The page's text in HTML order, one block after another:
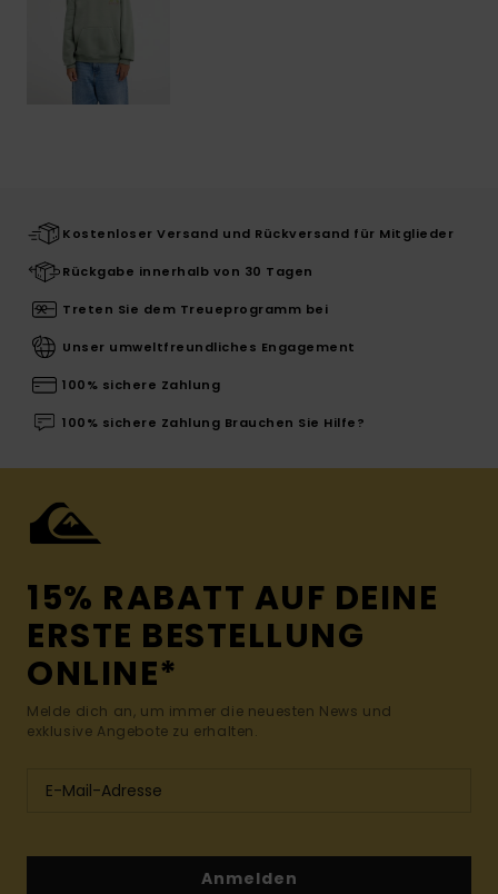
Kostenloser Versand und Rückversand für Mitglieder
Rückgabe innerhalb von 30 Tagen
Treten Sie dem Treueprogramm bei
Unser umweltfreundliches Engagement
100% sichere Zahlung
100% sichere Zahlung Brauchen Sie Hilfe?
15% RABATT AUF DEINE
ERSTE BESTELLUNG
ONLINE*
Melde dich an, um immer die neuesten News und
exklusive Angebote zu erhalten.
Anmelden